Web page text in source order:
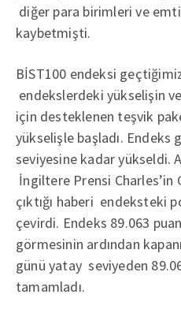
diğer para birimleri ve
kaybetmişti.
BİST100 endeksi
endekslerdeki yükselişin
için desteklenen teşvik
yükselişle başladı. Endeks
seviyesine kadar yükseldi.
İngiltere Prensi
çıktığı haberi endeksteki
çevirdi. Endeks 89.063
görmesinin ardından
günü yatay seviyeden
tamamladı.